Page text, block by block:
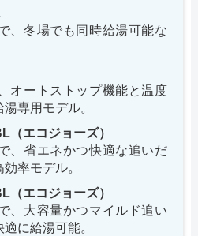
、冬場でも同時給湯可能な
オートストップ機能と温度
専用モデル。
（エコジョーズ）
、省エネかつ快適な追いだ
率モデル。
（エコジョーズ）
、大容量かつマイルド追い
に給湯可能。